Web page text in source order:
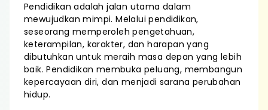
Pendidikan adalah jalan utama dalam
mewujudkan mimpi. Melalui pendidikan,
seseorang memperoleh pengetahuan,
keterampilan, karakter, dan harapan yang
dibutuhkan untuk meraih masa depan yang lebih
baik. Pendidikan membuka peluang, membangun
kepercayaan diri, dan menjadi sarana perubahan
hidup.